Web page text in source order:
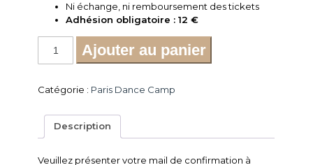
Ni échange, ni remboursement des tickets
Adhésion obligatoire : 12 €
cours
Paris
Dance
Ajouter au panier
Catégorie : Paris Dance Camp
Description
Veuillez présenter votre mail de confirmation à